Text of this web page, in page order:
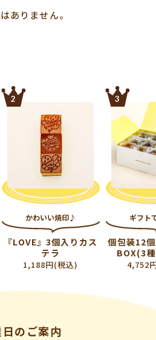
ありません。
2
かわいい焼印♪
『LOVE』3個入りカス
テラ
1,188円(税込)
3
ギフト
個包装12
BOX(3
4,752
日のご案内